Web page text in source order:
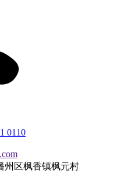
0110
州区枫香镇枫元村